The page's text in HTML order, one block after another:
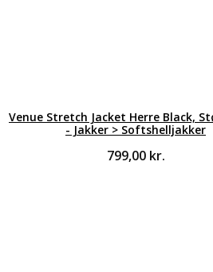
Venue Stretch Jacket Herre Black,
- Jakker > Softshelljakker
799,00 kr.